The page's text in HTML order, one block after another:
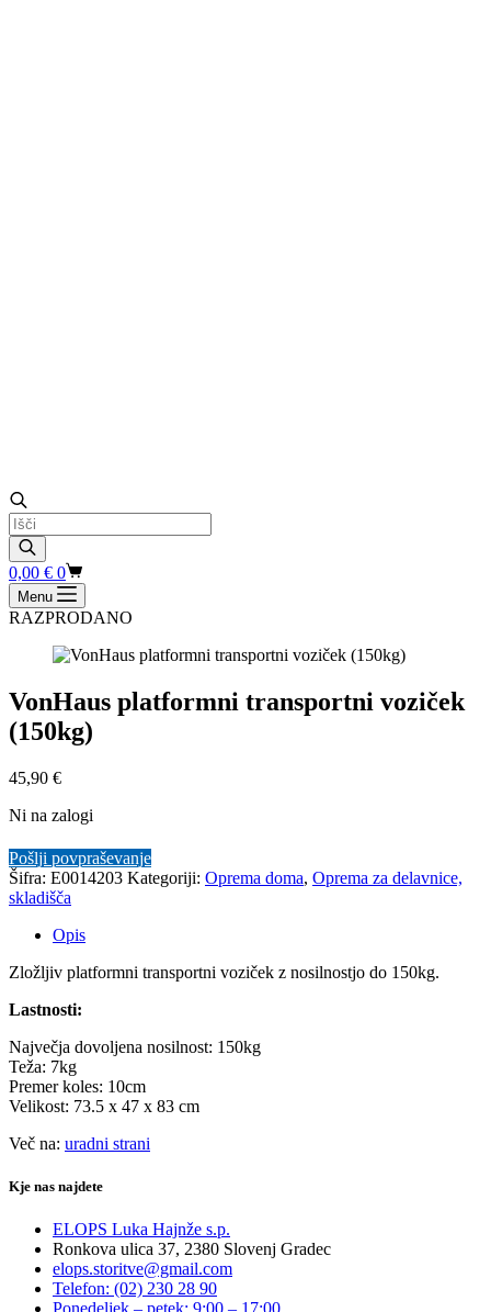
Products
search
Shopping
cart
0,00 € 0
Menu
RAZPRODANO
VonHaus platformni transportni voziček
(150kg)
45,90 €
Ni na zalogi
Pošlji povpraševanje
Šifra: E0014203 Kategoriji: Oprema doma, Oprema za delavnice,
skladišča
Opis
Zložljiv platformni transportni voziček z nosilnostjo do 150kg.
Lastnosti:
Največja dovoljena nosilnost: 150kg
Teža: 7kg
Premer koles: 10cm
Velikost: 73.5 x 47 x 83 cm
Več na: uradni strani
Kje nas najdete
ELOPS Luka Hajnže s.p.
Ronkova ulica 37, 2380 Slovenj Gradec
elops.storitve@gmail.com
Telefon: (02) 230 28 90